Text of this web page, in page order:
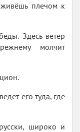
плечом к
Здесь ветер
молчит
его туда, где
широко и